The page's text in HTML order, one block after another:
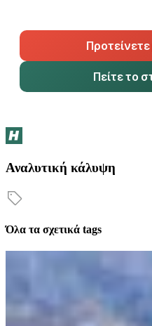
Πείτε το
Αναλυτική κάλυψη
Όλα τα σχετικά tags